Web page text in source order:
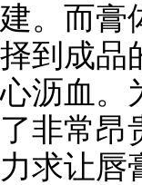
建。而膏
择到成品
心沥血。
了非常昂
力求让唇